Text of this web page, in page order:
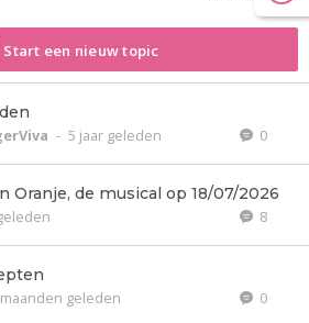
Start een nieuw topic
- 5 jaar geleden 0
Oranje, de musical op 18/07/2026
8
geleden 0